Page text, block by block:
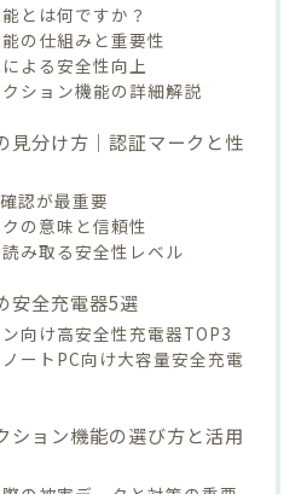
とは何ですか？
の仕組みと重要性
よる安全性向上
ション機能の詳細解説
見分け方｜認証マークと性
認が最重要
の意味と信頼性
み取る安全性レベル
安全充電器5選
向け高安全性充電器TOP3
ートPC向け大容量安全充電
ション機能の選び方と活用